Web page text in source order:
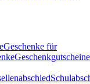
Geschenke für
Geschenkgutscheine